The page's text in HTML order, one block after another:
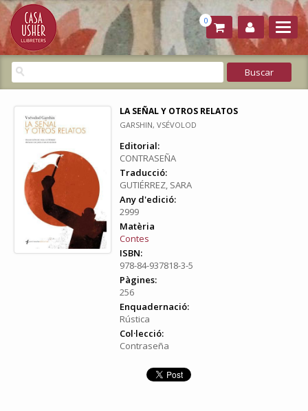
0
LA SEÑAL Y OTROS RELATOS
GARSHIN, VSÉVOLOD
Editorial:
CONTRASEÑA
Traducció:
GUTIÉRREZ, SARA
Any d'edició:
2999
Matèria
Contes
ISBN:
978-84-937818-3-5
Pàgines:
256
Enquadernació:
Rústica
Col·lecció:
Contraseña